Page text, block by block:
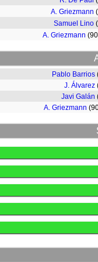
A. Griezmann
Samuel Lino
A. Griezmann
Pablo Barrios
J. Álvarez
Javi Galán
A. Griezmann